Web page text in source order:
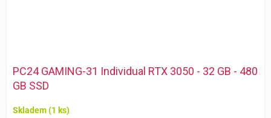
PC24 GAMING-31 Individual RTX 3050 - 32 GB - 480
GB SSD
Skladem(1 ks)